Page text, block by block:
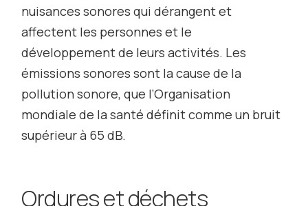
nuisances sonores qui dérangent et
affectent les personnes et le
développement de leurs activités. Les
émissions sonores sont la cause de la
pollution sonore, que l’Organisation
mondiale de la santé définit comme un bruit
supérieur à 65 dB.
Ordures et déchets